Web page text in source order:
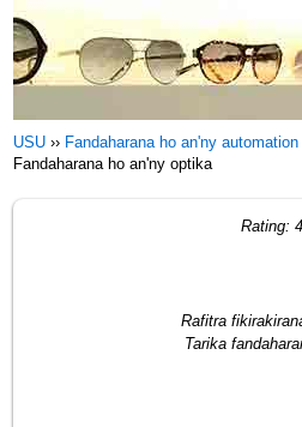
USU ›› Fandaharana ho an'ny
Fandaharana ho an'ny optika
Rating:
Rafitra
Tarika